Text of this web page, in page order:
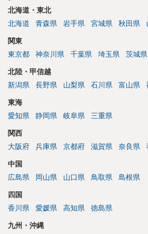
に否定するものではなく、引渡しがさ
有効とされています。 今後の交渉で
（誰が所有者で誰が実際に住む予定か
ほしいこと、③自分たちの居住継続の
基本方針としたうえで、仮に一定時期
成することが重要です。 契約書では、
め・定期借家に関する記載の有無、こ
（「今回で最後」などの文言）が、借
容を十分に確認し、不明点は弁護士に
す。
北海道・東北
北海道
青森県 岩手県 宮城県 秋田県
関東
東京都
神奈川県 千葉県 埼玉県 茨城県
北陸・甲信越
新潟県
長野県 山梨県 石川県 富山県
東海
愛知県
静岡県 岐阜県 三重県
関西
大阪府
兵庫県 京都府 滋賀県 奈良県
中国
広島県
岡山県 山口県 鳥取県 島根県
四国
香川県
愛媛県 高知県 徳島県
九州・沖縄